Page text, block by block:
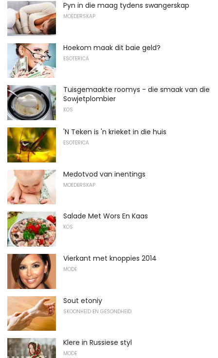
Pyn in die maag tydens swangerskap
MOEDERSKAP
Hoekom maak dit baie geld?
ESOTERICA
Tuisgemaakte roomys - die smaak van die
Sowjetplombier
KOS
'N Teken is 'n krieket in die huis
ESOTERICA
Medotvod van inentings
MOEDERSKAP
Salade Met Wors En Kaas
KOS
Vierkant met knoppies 2014
MODE
Sout etoniy
SKOONHEID EN GESONDHEID
Klere in Russiese styl
MODE